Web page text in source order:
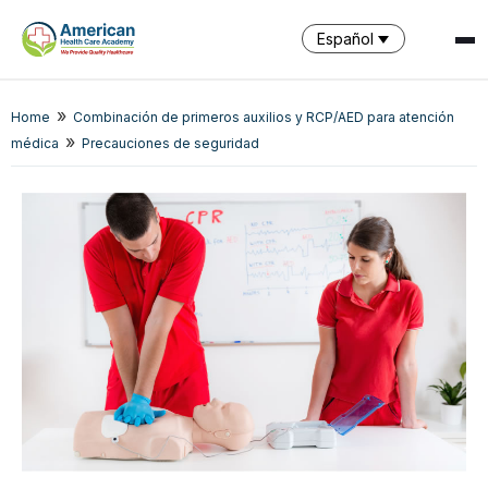
Español
Home » Combinación de primeros auxilios y RCP/AED para atención
médica » Precauciones de seguridad
SPARK
AI Assistant · AHCA